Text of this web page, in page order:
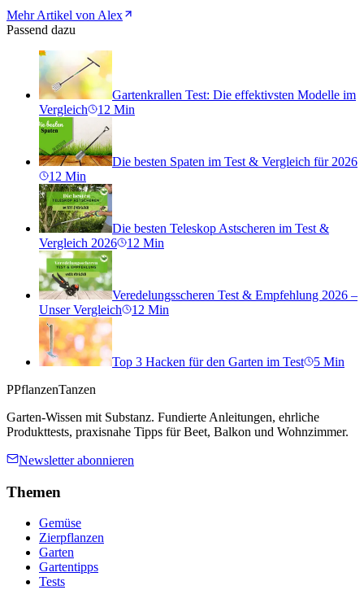
Mehr Artikel von Alex
Passend dazu
Gartenkrallen Test: Die effektivsten Modelle im
Vergleich
12 Min
Die besten Spaten im Test & Vergleich für 2026
12 Min
Die besten Teleskop Astscheren im Test &
Vergleich 2026
12 Min
Veredelungsscheren Test & Empfehlung 2026 –
Unser Vergleich
12 Min
Top 3 Hacken für den Garten im Test 5 Min
PPflanzenTanzen
Garten-Wissen mit Substanz. Fundierte Anleitungen, ehrliche
Produkttests, praxisnahe Tipps für Beet, Balkon und Wohnzimmer.
Newsletter abonnieren
Themen
Gemüse
Zierpflanzen
Garten
Gartentipps
Tests